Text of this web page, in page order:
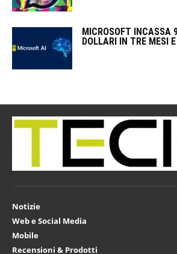
MICROSOFT INCASSA
DOLLARI IN TRE MESI
Notizie
Web e Social Media
Mobile
Recensioni & Prodotti